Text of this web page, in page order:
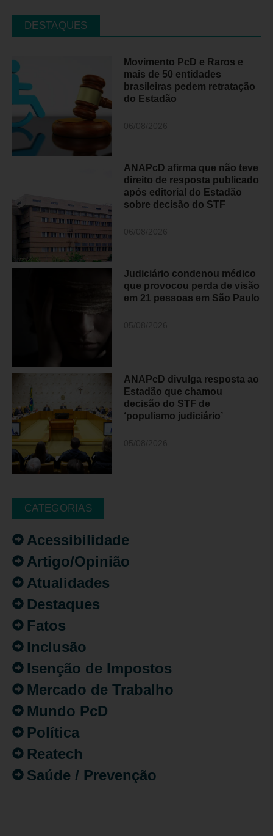
DESTAQUES
Movimento PcD e Raros e
mais de 50 entidades
brasileiras pedem retratação
do Estadão
ANAPcD afirma que não teve
direito de resposta publicado
após editorial do Estadão
sobre decisão do STF
Judiciário condenou médico
que provocou perda de visão
em 21 pessoas em São Paulo
ANAPcD divulga resposta ao
Estadão que chamou
decisão do STF de
‘populismo judiciário’
CATEGORIAS
Acessibilidade
Artigo/Opinião
Atualidades
Destaques
Fatos
Inclusão
Isenção de Impostos
Mercado de Trabalho
Mundo PcD
Política
Reatech
Saúde / Prevenção